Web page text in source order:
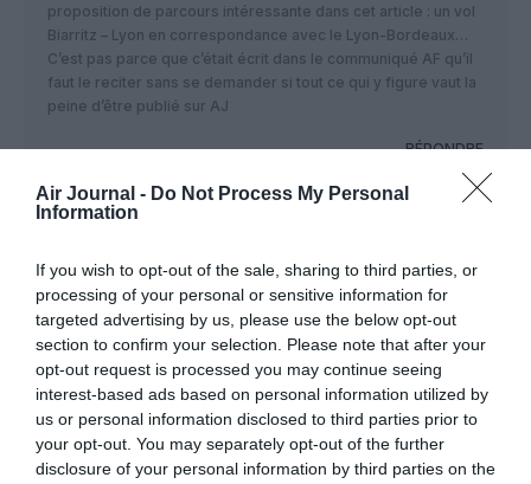
Air Journal - Do Not Process My Personal
Information
If you wish to opt-out of the sale, sharing to third parties, or
processing of your personal or sensitive information for
targeted advertising by us, please use the below opt-out
section to confirm your selection. Please note that after your
opt-out request is processed you may continue seeing
interest-based ads based on personal information utilized by
us or personal information disclosed to third parties prior to
your opt-out. You may separately opt-out of the further
disclosure of your personal information by third parties on the
proposition de parcours intéressante dans cet article : un vol
Biarritz – Lyon en correspondance avec le Lyon-Bordeaux…
C’est pas parce que c’était écrit dans le communiqué AF qu’il
faut le reciter sans se demander si tout ce qui y figure vaut la
peine d’être publié sur AJ
RÉPONDRE
C’est à l’image de la SNCF qui fait passer par Paris
un certain nombre de trains vers l’aéroport de Lyon
(depuis la Méditerranée par ex.), tout ça parce que
la liaison gare – aéroport est desservie par la
concurrence.
RÉPONDRE